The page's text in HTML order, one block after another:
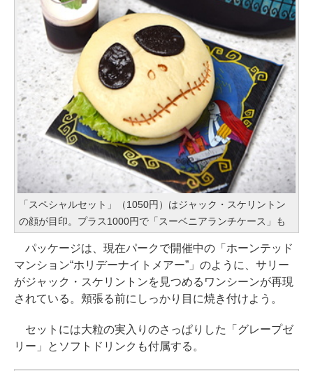
「スペシャルセット」（1050円）はジャック・スケリントン
の顔が目印。プラス1000円で「スーベニアランチケース」も
パッケージは、現在パークで開催中の「ホーンテッド
マンション“ホリデーナイトメアー”」のように、サリー
がジャック・スケリントンを見つめるワンシーンが再現
されている。頬張る前にしっかり目に焼き付けよう。
セットには大粒の実入りのさっぱりした「グレープゼ
リー」とソフトドリンクも付属する。